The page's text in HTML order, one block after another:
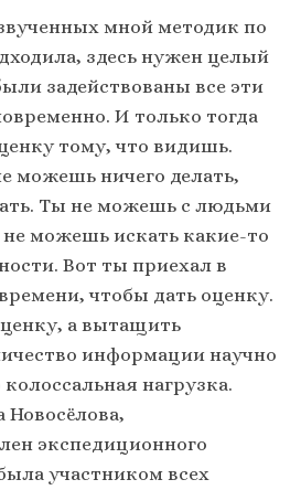
мной методик по
здесь нужен целый
задействованы все эти
И только тогда
тому, что видишь.
можешь ничего делать,
Ты не можешь с людьми
не можешь искать какие-то
Вот ты приехал в
чтобы дать оценку.
а вытащить
информации научно
нагрузка.
Новосёлова,
экспедиционного
участником всех